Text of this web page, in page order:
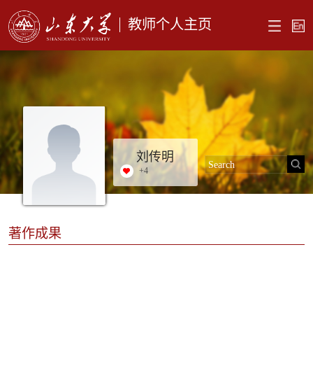
教师个人主页
刘传明
+4
著作成果